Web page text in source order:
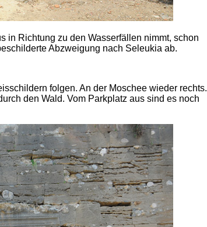
in Richtung zu den Wasserfällen nimmt, schon
Abzweigung nach Seleukia ab.
folgen. An der Moschee wieder rechts.
den Wald. Vom Parkplatz aus sind es noch